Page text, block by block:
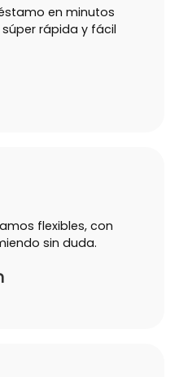
en minutos
súper rápida y fácil
flexibles, con
sin duda.